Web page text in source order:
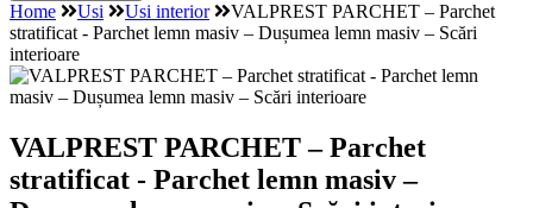
Home Usi Usi interior
VALPREST PARCHET – Parchet
stratificat - Parchet lemn masiv – Dușumea lemn masiv – Scări
interioare
VALPREST PARCHET – Parchet
stratificat - Parchet lemn masiv –